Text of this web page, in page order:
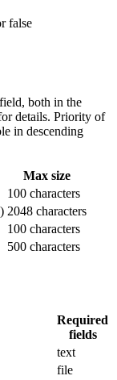
false
both in the
details. Priority of
in descending
Max size
100 characters
2048 characters
100 characters
500 characters
Required
fields
text
file